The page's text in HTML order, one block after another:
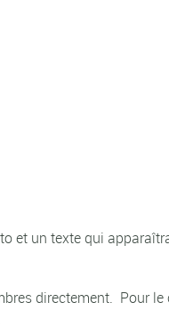
et un texte qui
directement. Pour le